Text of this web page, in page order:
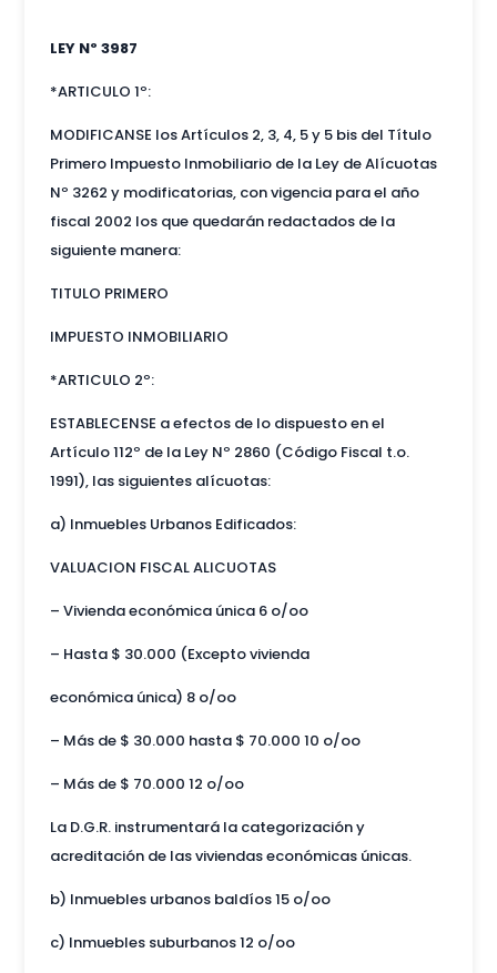
LEY Nº 3987
*ARTICULO 1º:
MODIFICANSE los Artículos 2, 3, 4, 5 y 5 bis del Título
Primero Impuesto Inmobiliario de la Ley de Alícuotas
Nº 3262 y modificatorias, con vigencia para el año
fiscal 2002 los que quedarán redactados de la
siguiente manera:
TITULO PRIMERO
IMPUESTO INMOBILIARIO
*ARTICULO 2º:
ESTABLECENSE a efectos de lo dispuesto en el
Artículo 112º de la Ley Nº 2860 (Código Fiscal t.o.
1991), las siguientes alícuotas:
a) Inmuebles Urbanos Edificados:
VALUACION FISCAL ALICUOTAS
– Vivienda económica única 6 o/oo
– Hasta $ 30.000 (Excepto vivienda
económica única) 8 o/oo
– Más de $ 30.000 hasta $ 70.000 10 o/oo
– Más de $ 70.000 12 o/oo
La D.G.R. instrumentará la categorización y
acreditación de las viviendas económicas únicas.
b) Inmuebles urbanos baldíos 15 o/oo
c) Inmuebles suburbanos 12 o/oo